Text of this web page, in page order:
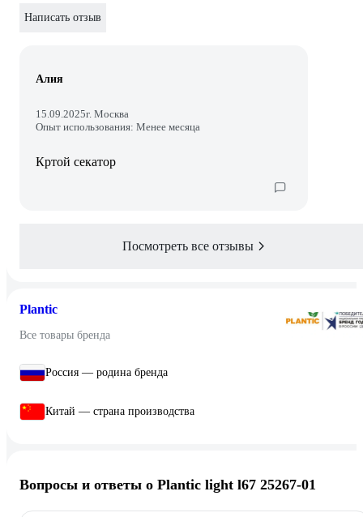
Написать отзыв
Алия
15.09.2025г. Москва
Опыт использования: Менее месяца
Кртой секатор
Посмотреть все отзывы
Plantic
Все товары бренда
Россия — родина бренда
Китай — страна производства
Вопросы и ответы о Plantic light l67 25267-01